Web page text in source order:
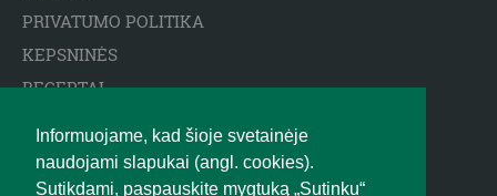
Informuojame, kad šioje svetainėje
naudojami slapukai (angl. cookies).
Sutikdami, paspauskite mygtuką „Sutinku“
PRIVATUMO POLITIKA
KEPSNINĖS
RECEPTAI
ATSAKOMYBĖS APRIBOJIMAS
BIGGREENEGG.EU